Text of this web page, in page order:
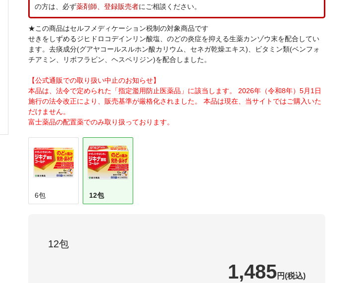
の方は、必ず薬剤師、登録販売者にご相談ください。
★この商品はセルフメディケーション税制の対象商品です
せきをしずめるジヒドロコデインリン酸塩、のどの炎症を抑える生薬カンゾウ末を配合してい
ます。去痰成分(グアヤコールスルホン酸カリウム、セネガ乾燥エキス)、ビタミン類(ベンフォ
チアミン、リボフラビン、ヘスペリジン)を配合しました。
【公式通販での取り扱い中止のお知らせ】
本品は、法令で定められた「指定濫用防止医薬品」に該当します。 2026年（令和8年）5月1日
施行の法令改正により、販売基準が厳格化されました。 本品は現在、当サイトではご購入いた
だけません。
富士薬品の配置薬でのみ取り扱っております。
6包 12包
12包
1,485 円(税込)